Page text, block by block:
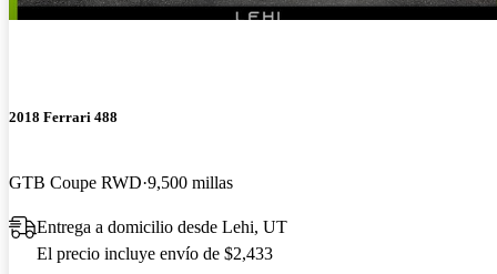
2018 Ferrari 488
GTB Coupe RWD 9,500 millas
Entrega a domicilio desde Lehi, UT
El precio incluye envío de $2,433